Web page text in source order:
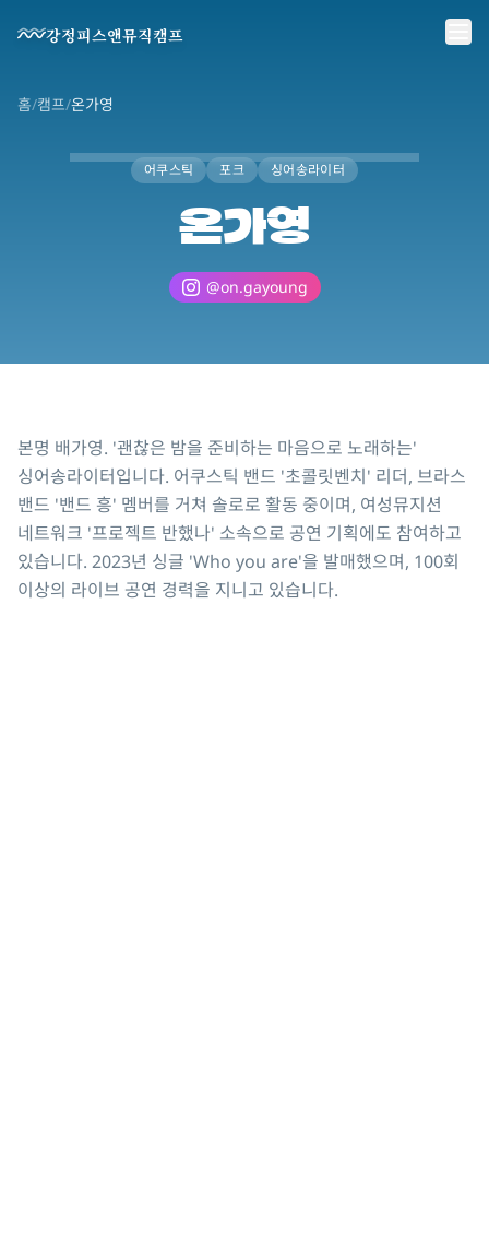
강정피스앤뮤직캠프
홈/캠프/온가영
어쿠스틱 포크 싱어송라이터
온가영
@on.gayoung
본명 배가영. '괜찮은 밤을 준비하는 마음으로 노래하는'
싱어송라이터입니다. 어쿠스틱 밴드 '초콜릿벤치' 리더, 브라스
밴드 '밴드 흥' 멤버를 거쳐 솔로로 활동 중이며, 여성뮤지션
네트워크 '프로젝트 반했나' 소속으로 공연 기획에도 참여하고
있습니다. 2023년 싱글 'Who you are'을 발매했으며, 100회
이상의 라이브 공연 경력을 지니고 있습니다.